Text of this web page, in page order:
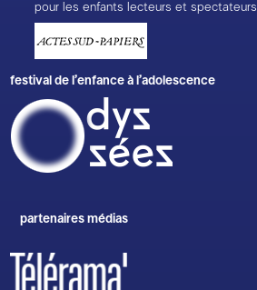
pour les enfants lecteurs et spectateurs
festival de l’enfance à l’adolescence
partenaires médias